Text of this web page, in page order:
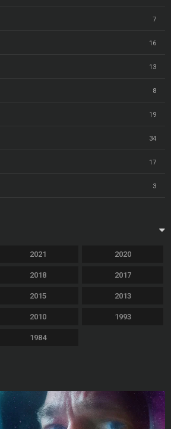
7
16
13
8
19
34
17
3
2021 2020
2018 2017
2015 2013
2010 1993
1984